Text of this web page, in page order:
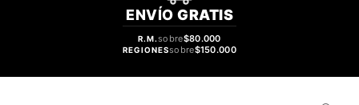
ENVÍO GRATIS
R.M.sobre$80.000
REGIONESsobre$150.000